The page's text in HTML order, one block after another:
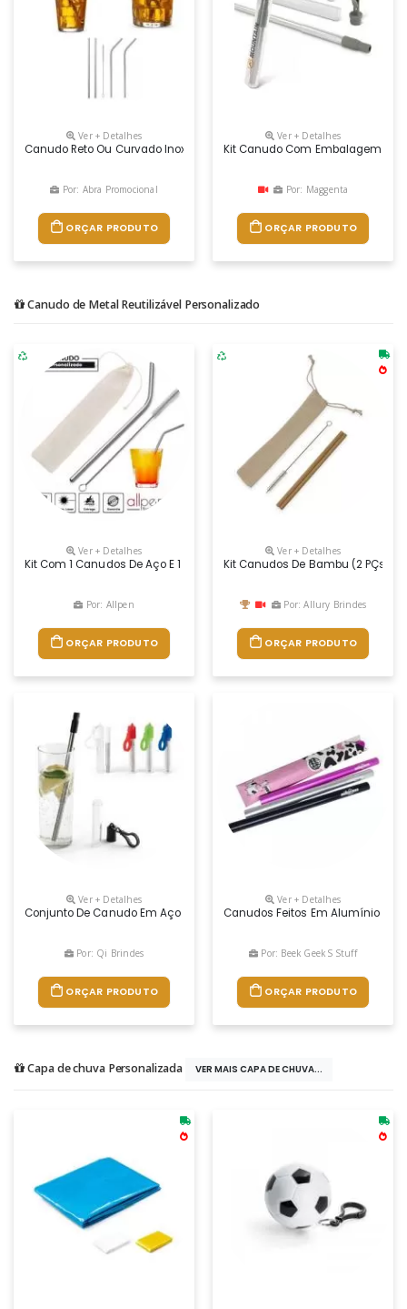
Ver + Detalhes
Canudo Reto Ou Curvado Inox 150mm Ou 200mm Personalizado Em
Por: Abra Promocional
ORÇAR PRODUTO
Ver + Detalhes
Kit Canudo Com Embalagem
Por: Maggenta
ORÇAR PRODUTO
Canudo de Metal Reutilizável Personalizado
Ver + Detalhes
Kit Com 1 Canudos De Aço E 1 Limpador. Contém Canudo Curvado De
Por: Allpen
ORÇAR PRODUTO
Ver + Detalhes
Kit Canudos De Bambu (2 PÇs)
Por: Allury Brindes
ORÇAR PRODUTO
Ver + Detalhes
Conjunto De Canudo Em Aço Inox E Escova De Limpeza. Fornecido Em
Por: Qi Brindes
ORÇAR PRODUTO
Ver + Detalhes
Canudos Feitos Em Alumínio
Por: Beek Geek S Stuff
ORÇAR PRODUTO
Capa de chuva Personalizada VER MAIS CAPA DE CHUVA...